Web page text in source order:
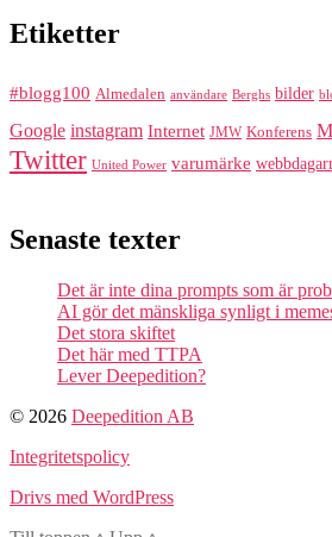
Etiketter
#blogg100 Almedalen användare Berghs bilder
Google instagram Internet JMW Konferens
Twitter United Power varumärke
Senaste texter
Det är inte dina prompts som är
AI gör det mänskliga synligt i
Det stora skiftet
Det här med TTPA
Lever Deepedition?
© 2026 Deepedition AB
Integritetspolicy
Drivs med WordPress